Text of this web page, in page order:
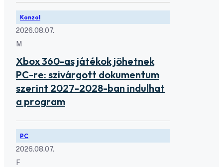
Konzol
2026.08.07.
M
Xbox 360-as játékok jöhetnek
PC-re: szivárgott dokumentum
szerint 2027-2028-ban indulhat
a program
PC
2026.08.07.
F